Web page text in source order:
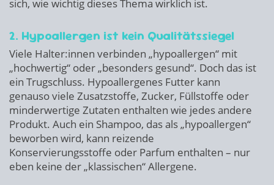
sich, wie wichtig dieses Thema wirklich ist.
2. Hypoallergen ist kein Qualitätssiegel
Viele Halter:innen verbinden „hypoallergen“ mit
„hochwertig“ oder „besonders gesund“. Doch das ist
ein Trugschluss. Hypoallergenes Futter kann
genauso viele Zusatzstoffe, Zucker, Füllstoffe oder
minderwertige Zutaten enthalten wie jedes andere
Produkt. Auch ein Shampoo, das als „hypoallergen“
beworben wird, kann reizende
Konservierungsstoffe oder Parfum enthalten – nur
eben keine der „klassischen“ Allergene.